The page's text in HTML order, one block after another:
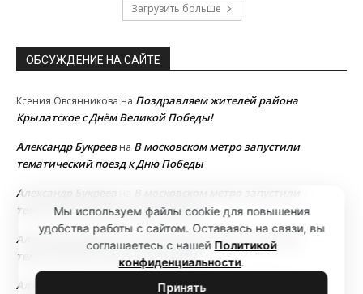
Загрузить больше
ОБСУЖДЕНИЕ НА САЙТЕ
Ксения Овсянникова на Поздравляем жителей района
Крылатское с Днём Великой Победы!
Александр Букреевна В московском метро запустили
тематический поезд к Дню Победы
Александр Букреев
В московском метро запустили
тематический поезд к Дню Победы
Александр Букреев
В московском метро запустили
тематический поезд к Дню Победы
Александр Букреев
В московском метро запустили
Мы используем файлы cookie для повышения
удобства работы с сайтом. Оставаясь на связи, вы
соглашаетесь с нашей Политикой
конфиденциальности.
Принять